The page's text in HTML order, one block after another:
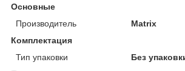
Основные
Производитель
Matrix
Комплектация
Тип упаковки
Без